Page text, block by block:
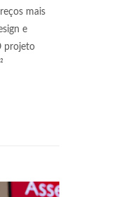
mais
e
projeto